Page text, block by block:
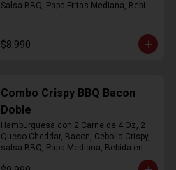
Salsa BBQ, Papa Fritas Mediana, Bebida
$8.990
Combo Crispy BBQ Bacon
Doble
Hamburguesa con 2 Carne de 4 Oz, 2
Queso Cheddar, Bacon, Cebolla Crispy,
salsa BBQ, Papa Mediana, Bebida en